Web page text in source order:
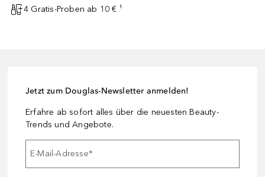
4 Gratis-Proben ab 10 € ¹
Jetzt zum Douglas-Newsletter anmelden!
Erfahre ab sofort alles über die neuesten Beauty-
Trends und Angebote.
E-Mail-Adresse*